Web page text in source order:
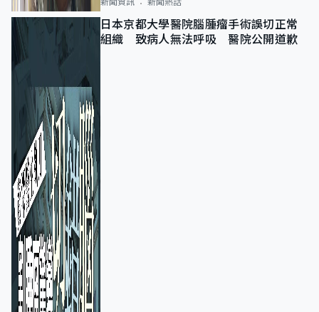
新聞資訊 新聞熱話
日本京都大學醫院腦腫瘤手術誤切正常
組織 致病人無法呼吸 醫院公開道歉